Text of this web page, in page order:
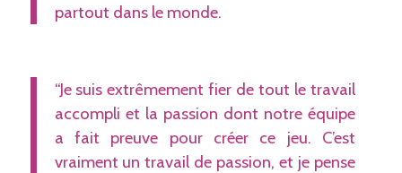
partout dans le monde.
“Je suis extrêmement fier de tout le travail
accompli et la passion dont notre équipe
a fait preuve pour créer ce jeu. C’est
vraiment un travail de passion, et je pense